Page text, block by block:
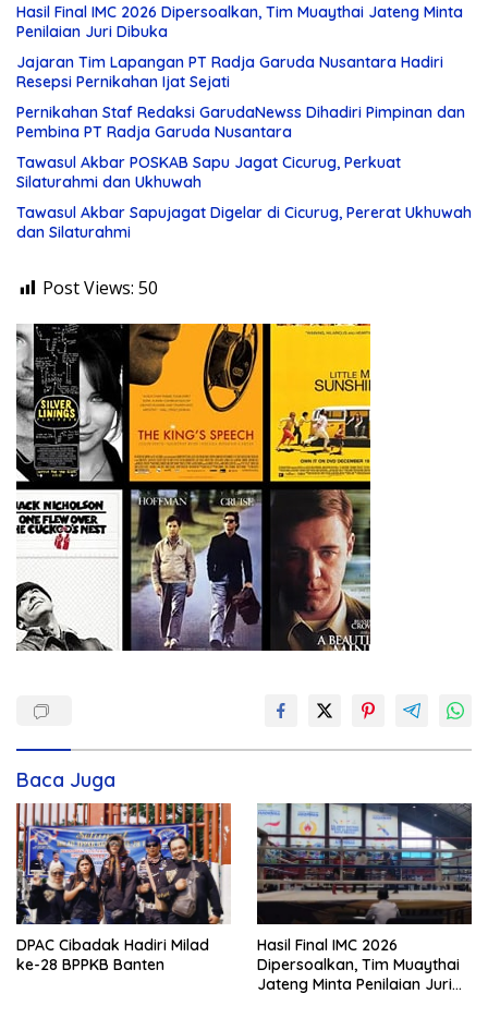
Hasil Final IMC 2026 Dipersoalkan, Tim Muaythai Jateng Minta
Penilaian Juri Dibuka
Jajaran Tim Lapangan PT Radja Garuda Nusantara Hadiri
Resepsi Pernikahan Ijat Sejati
Pernikahan Staf Redaksi GarudaNewss Dihadiri Pimpinan dan
Pembina PT Radja Garuda Nusantara
Tawasul Akbar POSKAB Sapu Jagat Cicurug, Perkuat
Silaturahmi dan Ukhuwah
Tawasul Akbar Sapujagat Digelar di Cicurug, Pererat Ukhuwah
dan Silaturahmi
Post Views: 50
Baca Juga
DPAC Cibadak Hadiri Milad
ke-28 BPPKB Banten
Hasil Final IMC 2026
Dipersoalkan, Tim Muaythai
Jateng Minta Penilaian Juri